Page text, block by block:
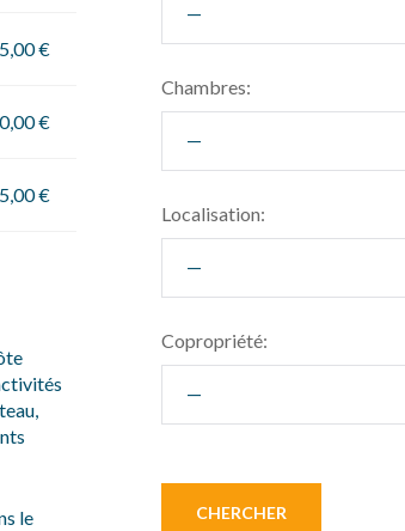
€
€
€
le
Chambres:
Localisation:
Copropriété: